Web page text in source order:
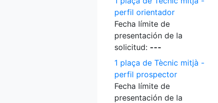
perfil orientador
Fecha límite de
presentación de la
solicitud: ---
1 plaça de Tècnic mitjà -
perfil prospector
Fecha límite de
presentación de la